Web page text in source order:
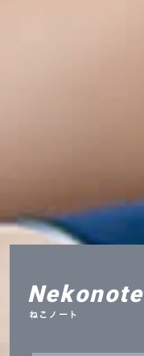
Nekonote
ねこノート